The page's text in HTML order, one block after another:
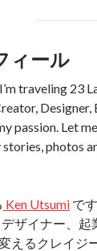
ィール
traveling 23
passion. Let
photos
Ken Utsumi で
ザイナー、
えるクレイジ